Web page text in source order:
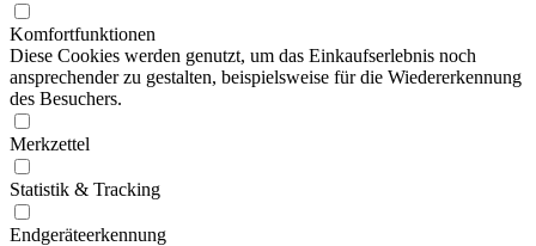
Komfortfunktionen
Diese Cookies werden genutzt, um das Einkaufserlebnis noch
ansprechender zu gestalten, beispielsweise für die Wiedererkennung
des Besuchers.
Merkzettel
Statistik & Tracking
Endgeräteerkennung